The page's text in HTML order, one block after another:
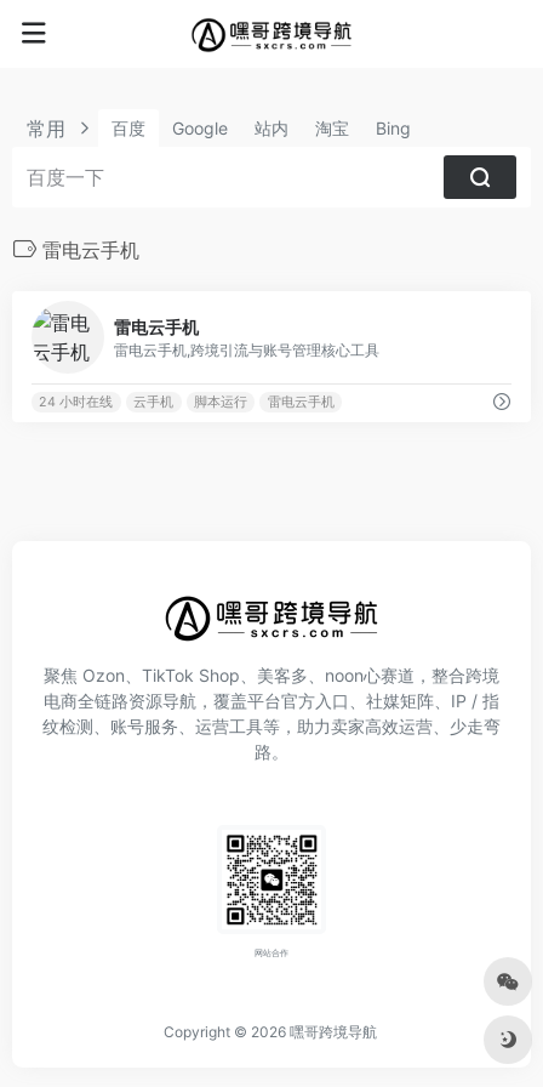
常用 百度 Google 站内 淘宝 Bing
雷电云手机
雷电云手机
雷电云手机,跨境引流与账号管理核心工具
24 小时在线 云手机 脚本运行 雷电云手机
聚焦 Ozon、TikTok Shop、美客多、noon心赛道，整合跨境
电商全链路资源导航，覆盖平台官方入口、社媒矩阵、IP / 指
纹检测、账号服务、运营工具等，助力卖家高效运营、少走弯
路。
网站合作
Copyright © 2026 嘿哥跨境导航